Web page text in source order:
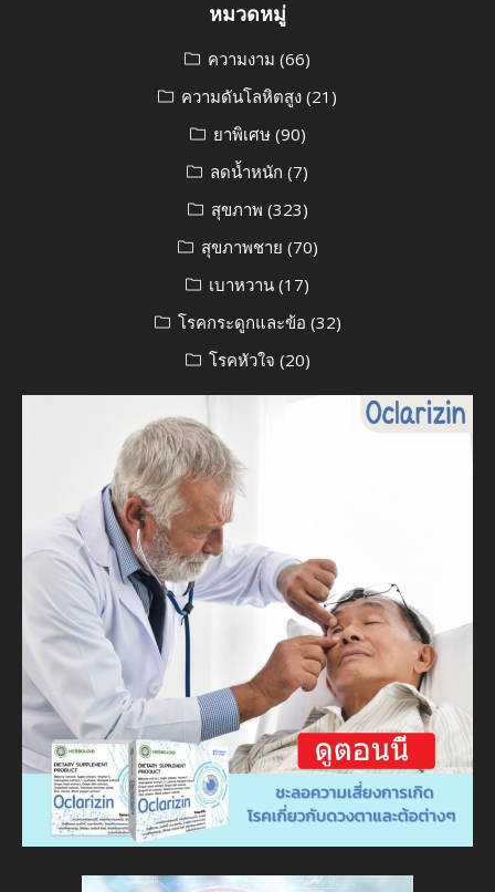
หมวดหมู่
ความงาม (66)
ความดันโลหิตสูง (21)
ยาพิเศษ(90)
ลดน้ำหนัก (7)
สุขภาพ (323)
สุขภาพชาย (70)
เบาหวาน (17)
โรคกระดูกและข้อ (32)
โรคหัวใจ (20)